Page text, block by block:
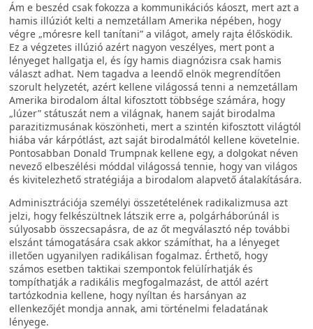
Ám e beszéd csak fokozza a kommunikációs káoszt, mert azt a
hamis illúziót kelti a nemzetállam Amerika népében, hogy
végre „móresre kell tanítani” a világot, amely rajta élősködik.
Ez a végzetes illúzió azért nagyon veszélyes, mert pont a
lényeget hallgatja el, és így hamis diagnózisra csak hamis
választ adhat. Nem tagadva a leendő elnök megrendítően
szorult helyzetét, azért kellene világossá tenni a nemzetállam
Amerika birodalom által kifosztott többsége számára, hogy
„lúzer” státuszát nem a világnak, hanem saját birodalma
parazitizmusának köszönheti, mert a szintén kifosztott világtól
hiába vár kárpótlást, azt saját birodalmától kellene követelnie.
Pontosabban Donald Trumpnak kellene egy, a dolgokat néven
nevező elbeszélési móddal világossá tennie, hogy van világos
és kivitelezhető stratégiája a birodalom alapvető átalakítására.
Adminisztrációja személyi összetételének radikalizmusa azt
jelzi, hogy felkészültnek látszik erre a, polgárháborúnál is
súlyosabb összecsapásra, de az őt megválasztó nép további
elszánt támogatására csak akkor számíthat, ha a lényeget
illetően ugyanilyen radikálisan fogalmaz. Érthető, hogy
számos esetben taktikai szempontok felülírhatják és
tompíthatják a radikális megfogalmazást, de attól azért
tartózkodnia kellene, hogy nyíltan és harsányan az
ellenkezőjét mondja annak, ami történelmi feladatának
lényege.